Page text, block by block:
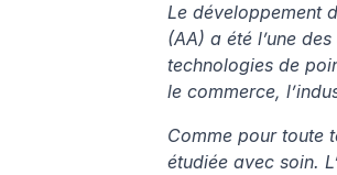
Le développement
(AA) a été l’une
technologies de
le commerce,
Comme pour toute
étudiée avec soin.